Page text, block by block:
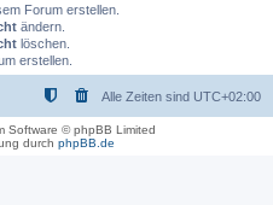
Forum erstellen.
ändern.
löschen.
erstellen.
Alle Zeiten sind UTC+02:00
Software © phpBB Limited
durch phpBB.de